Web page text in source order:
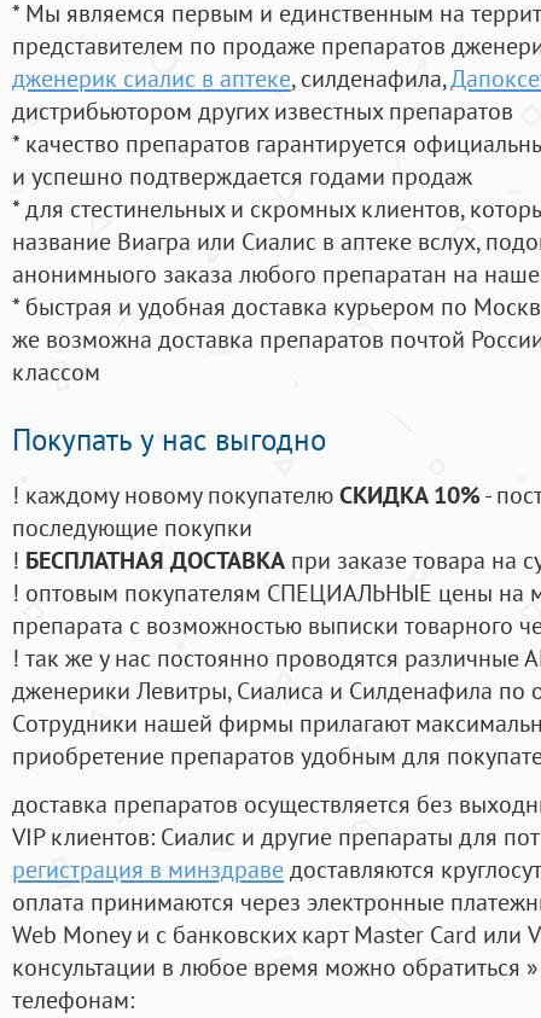
* Мы являемся первым и единственным на
представителем по продаже препаратов
дженерик сиалис в аптеке, силденафила,
дистрибьютором других известных препаратов
* качество препаратов гарантируется
и успешно подтверждается годами продаж
* для стестинельных и скромных клиентов,
название Виагра или Сиалис в аптеке вслух,
анонимныого заказа любого препаратан на
* быстрая и удобная доставка курьером по
же возможна доставка препаратов почтой
классом
Покупать у нас выгодно
! каждому новому покупателюСКИДКА 10%-
последующие покупки
! БЕСПЛАТНАЯ ДОСТАВКА при заказе товара на
! оптовым покупателям СПЕЦИАЛЬНЫЕ цены на
препарата с возможностью выписки товарного
! так же у нас постоянно проводятся
дженерики Левитры, Сиалиса и Силденафила по
Cотрудники нашей фирмы прилагают
приобретение препаратов удобным для
доставка препаратов осуществляется без
VIP клиентов: Сиалис и другие препараты для
регистрация в минздраведоставляются
оплата принимаются через электронные
Web Money и с банковских карт Master Card или
консультации в любое время можно обратиться
телефонам: